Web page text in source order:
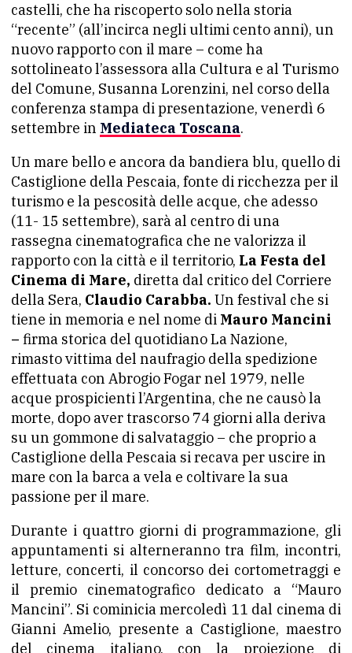
castelli, che ha riscoperto solo nella storia
“recente” (all’incirca negli ultimi cento anni), un
nuovo rapporto con il mare – come ha
sottolineato l’assessora alla Cultura e al Turismo
del Comune, Susanna Lorenzini, nel corso della
conferenza stampa di presentazione, venerdì 6
settembre in Mediateca Toscana.
Un mare bello e ancora da bandiera blu, quello di
Castiglione della Pescaia, fonte di ricchezza per il
turismo e la pescosità delle acque, che adesso
(11- 15 settembre), sarà al centro di una
rassegna cinematografica che ne valorizza il
rapporto con la città e il territorio, La Festa del
Cinema di Mare, diretta dal critico del Corriere
della Sera, Claudio Carabba. Un festival che si
tiene in memoria e nel nome di Mauro Mancini
– firma storica del quotidiano La Nazione,
rimasto vittima del naufragio della spedizione
effettuata con Abrogio Fogar nel 1979, nelle
acque prospicienti l’Argentina, che ne causò la
morte, dopo aver trascorso 74 giorni alla deriva
su un gommone di salvataggio – che proprio a
Castiglione della Pescaia si recava per uscire in
mare con la barca a vela e coltivare la sua
passione per il mare.
Durante i quattro giorni di programmazione, gli
appuntamenti si alterneranno tra film, incontri,
letture, concerti, il concorso dei cortometraggi e
il premio cinematografico dedicato a “Mauro
Mancini”. Si cominicia mercoledì 11 dal cinema di
Gianni Amelio, presente a Castiglione, maestro
del cinema italiano, con la proiezione di